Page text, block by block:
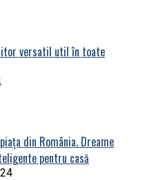
versatil util în toate
din România. Dreame
pentru casă